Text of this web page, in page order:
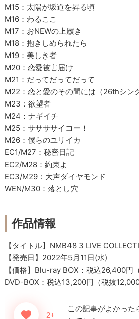
M15：太陽が坂道を昇る頃
M16：わるここ
M17：おNEWの上履き
M18：抱きしめられたら
M19：美しき者
M20：恋愛被害届け
M21：だってだってだって
M22：恋と愛のその間には（26thシン
M23：欲望者
M24：ナギイチ
M25：ササササイコー！
M26：僕らのユリイカ
EC1/M27：秘密日記
EC2/M28：約束よ
EC3/M29：大声ダイヤモンド
WEN/M30：落とし穴
作品情報
【タイトル】NMB48 3 LIVE
【発売日】2022年5月11日(水)
【価格】Blu-ray BOX：税込26,400円
DVD-BOX：税込13,200円（税抜12,000